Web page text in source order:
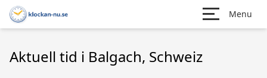
Menu
Aktuell tid i Balgach, Schweiz